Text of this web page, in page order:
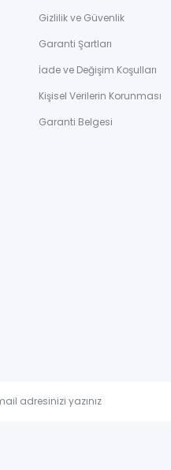
Gizlilik ve Güvenlik
Garanti Şartları
İade ve Değişim Koşulları
Kişisel Verilerin Korunması
Garanti Belgesi